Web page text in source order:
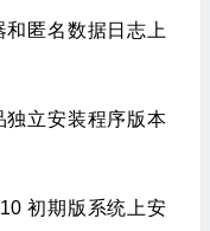
匿名数据日志上
独立安装程序版本
初期版系统上安